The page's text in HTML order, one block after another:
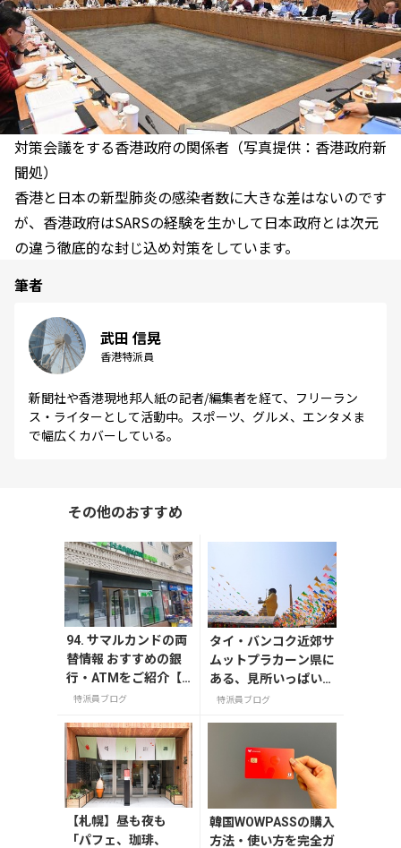
対策会議をする香港政府の関係者（写真提供：香港政府新
聞処）
香港と日本の新型肺炎の感染者数に大きな差はないのです
が、香港政府はSARSの経験を生かして日本政府とは次元
の違う徹底的な封じ込め対策をしています。
筆者
武田 信晃
香港特派員
新聞社や香港現地邦人紙の記者/編集者を経て、フリーラン
ス・ライターとして活動中。スポーツ、グルメ、エンタメま
で幅広くカバーしている。
その他のおすすめ
94. サマルカンドの両
替情報 おすすめの銀
行・ATMをご紹介【2
023年最新情報】
特派員ブログ
タイ・バンコク近郊サ
ムットプラカーン県に
ある、見所いっぱいの
寺院「ワット・サーカ
特派員ブログ
【札幌】昼も夜も
「パフェ、珈琲、
韓国WOWPASSの購入
方法・使い方を完全ガ